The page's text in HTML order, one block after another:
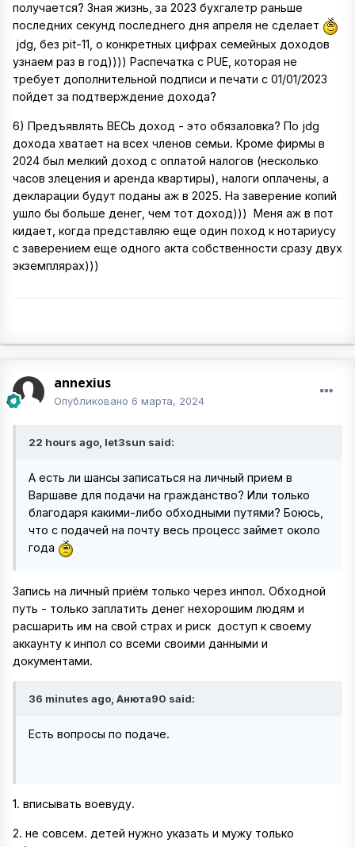
получается? Зная жизнь, за 2023 бухгалетр раньше
последних секунд последнего дня апреля не сделает
jdg, без pit-11, о конкретных цифрах семейных доходов
узнаем раз в год)))) Распечатка с PUE, которая не
требует дополнительной подписи и печати c 01/01/2023
пойдет за подтверждение дохода?
6) Предъявлять ВЕСЬ доход - это обязаловка? По jdg
дохода хватает на всех членов семьи. Кроме фирмы в
2024 был мелкий доход с оплатой налогов (несколько
часов злецения и аренда квартиры), налоги оплачены, а
декларации будут поданы аж в 2025. На заверение копий
ушло бы больше денег, чем тот доход))) Меня аж в пот
кидает, когда представляю еще один поход к нотариусу
с заверением еще одного акта собственности сразу двух
экземплярах)))
annexius
Опубликовано 6 марта, 2024
22 hours ago, let3sun said:
А есть ли шансы записаться на личный прием в
Варшаве для подачи на гражданство? Или только
благодаря какими-либо обходными путями? Боюсь,
что с подачей на почту весь процесс займет около
года
Запись на личный приём только через инпол. Обходной
путь - только заплатить денег нехорошим людям и
расшарить им на свой страх и риск доступ к своему
аккаунту к инпол со всеми своими данными и
документами.
36 minutes ago, Анюта90 said:
Есть вопросы по подаче.
1. вписывать воевуду.
2. не совсем. детей нужно указать и мужу только